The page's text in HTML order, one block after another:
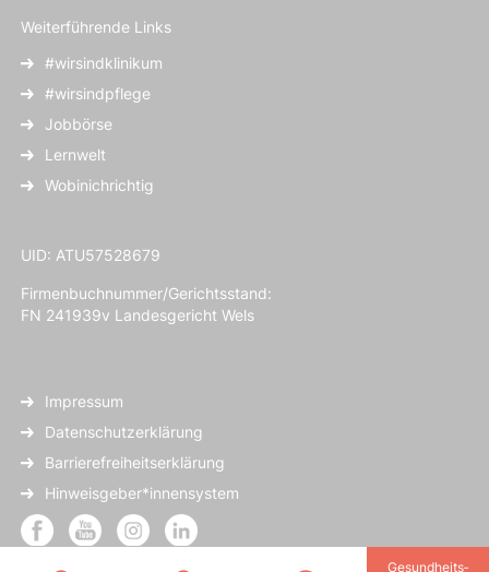
Gesundheits­
Weiterführende Links
#wirsindklinikum
#wirsindpflege
Jobbörse
Lernwelt
Wobinichrichtig
UID: ATU57528679
Firmenbuchnummer/Gerichtsstand:
FN 241939v Landesgericht Wels
Impressum
Datenschutzerklärung
Barrierefreiheitserklärung
Hinweisgeber*innensystem